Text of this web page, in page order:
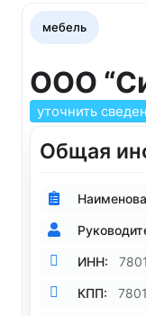
мебель
ООО
уточнить
Общая
ИНН:
КПП: